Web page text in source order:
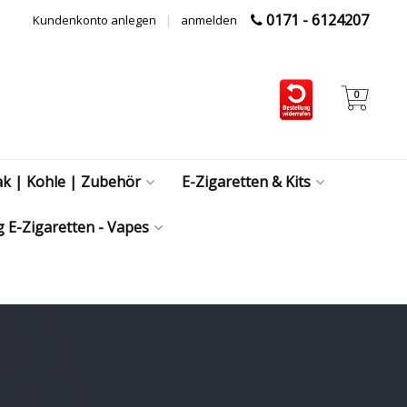
0171 - 6124207
anmelden
|
Kundenkonto anlegen
0
| Kohle | Zubehör E-Zigaretten & Kits
E-Zigaretten - Vapes